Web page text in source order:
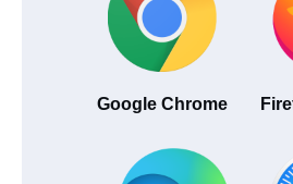
Google Chrome